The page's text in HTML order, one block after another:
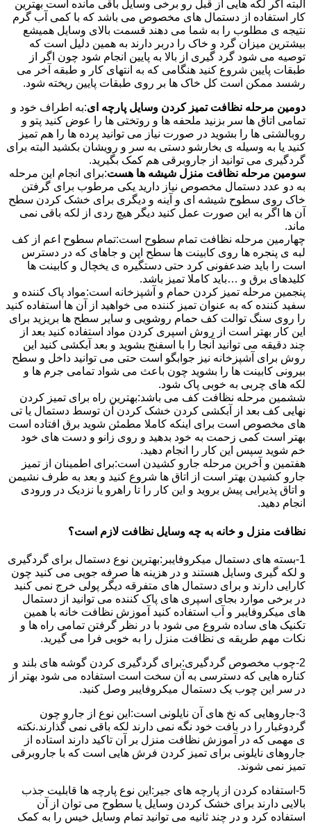
البته اگر لکه هایی از قبل رو برخی وسایل باقی مانده است بهترین
کار استفاده از دستمال های مخصوص می باشد که با کمی آب گرم
نتیجه ی مطلوب را به شما می دهند قسمت بالای وسایل همیشع
بیشترین میزان گرد و خاک را دربر دارند به همین دلیل است که
توصیه می شود گرد گیری از بالا به پایین انجام شود چون اگر از
طبقات پایین شروع کنید هنگامی که به انتهای کار و طبقه آخر می
رشسد ممکن است کل خاک ها بر روی طبقات پایین ریخته شود.
دومین مرحله نظافت تمیز کردن وسایل پارچه ای:به اطراف خود و
تمامی اتاق ها سر بزنید ملحفه ها و روتختی ها را عوض کنید پتو و
روبالشتی ها را بشوید در صورت نیاز می توانید پرده ها را هم تمیز
کنید یا به وسیله ی بخارشو دستی به سر و رویشان بکشید البته برای
گردگیری می توانید از جاروبرقی هم کمک بگیرید.
سومین مرحله نظافت منزل شیشه ها هست:برای انجام این مرحله
به دو عدد دستمال مخصوص نیاز دارید یکی مرطوب برای گرفتن
خاک روی سطوح شیشه ای و آینه و دیگری برای خشک کردن سطح
آن ها اگر به این صورت عمل کنید دیگر هیچ ردی از لکه باقی نمی
ماند.
چهارمین مرحله نظافت تمام سطوح است:تمام سطوح اعم از کف
لبه ی پنجره ها روی کابینت ها سطح اپن و جاهای که در دسترس
است را باید ضدعفونی کرد حتی دستگیره ی یخچال و کابینت ها
کلیدهای برق و …باید کاملا تمیز باشد.
پنجمین مرحله تمیز کردن حمام و آشپزخانه است:مواد پاک کننده و
سفید کننده که به عنوان تمیز کننده می خواهید از آن ها استفاده کنید
را روی سنگ توالت کف حمام روشویی و سایر سطح ها بریزید برای
این کار بهتر است از روش اسپری کردن مواد استفاده کنید بعد از
چند دقیقه می توانید آنجا را با اسفنج بشوید و بعد آبکشی کنید این
روش برای آشپزخانه نیز جوابگو است حتی می توانید داخل و سطح
بیرونی کابینت ها را بشوید چون باعث می شواد تمامی جرم ها و
لکه های چربی به خوبی پاک شود.
ششمین مرحله نظافت کف می باشد:بهترین راه برای تمیز کردن
نهایی کف بعد از آبکشی کردن خشک کردن آن توسط دستمال یا تی
های مخصوص است برای اینکه کاملا مطمئن شوید برق افتاده است
بهتر است کمی زحمت به خود بدهید و روی زانو و دست های خود
خم شوید سپس این کار را انجام دهید.
هفتمین و آخرین مرحله جارو کشیدن است:برای اطمینان از تمیز
جارو کشیدن بهتر است از اتاق ها شروع کنید و بعد به طرف نشیمن
و اتاق پذیرایی پیش بروید و این کار را تا راهرو یا نزدیک در ورودی
انجام دهید.
نظافت منزل و خانه به چه وسایل نظافت لازم است؟
1-بسته های دستمال میکروفایبر:بهترین نوع دستمال برای گردگیری
و لکه گیری وسایل هستند و در هزینه ها صرفه جویی می کنید چون
کارایی دارند و برای دستمال های متفرقه دیگر پولی خرج نمی کنید
در برخی موارد بجای اسپری های پاک کننده می توانید از دستمال
های میکروفایبر و آب استفاده کنید آموزش نظافت خانه با همین
تکنیک های ساده شروع می شود با در نظر گرفتن تمامی راه ها و
نکات مهم طریقه ی نظافت منزل را به خوبی فرا می گیرید.
2-چوب مخصوص گردگیری:برای گردگیری کردن گوشه های بلند و
کناره هایی که دسترسی به آن سخت است استفاده می شود بهتر از
در سر این چوب یک دستمال میکروفایبر وصل کنید.
3-جاروهایی که نخ های آن نایلونی است:این نوع از جارو چون
گردوغبار را در بافت خود نگه نمی دارند لکه باقی نمی گذارند.نکته
ی مهمی که در آموزش نظافت منزل بر آن تاکید دارند استاده از
جاروهای نایلونی برای تمیز کردن فرش هایی است که با جاروبرقی
تمیز نمی شوند.
5-استفاده کردن از پارچه های جیر:این نوع پارچه ها قابلیت جذب
بالایی دارند برای خشک کردن وسایل یا سطوح می توان از آن
استفاده کرد و در چند ثانیه می توانید تمام وسایل خیس را به کمک